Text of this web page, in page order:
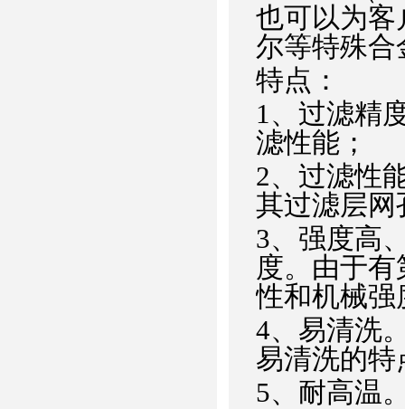
也可以为客
尔等特殊合
特点：
1、过滤精
滤性能；
2、过滤性
其过滤层网
3、强度高
度。由于
性和机械强
4、易清洗
易清洗的
5、耐高温